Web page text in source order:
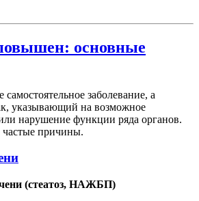
основные
заболевание, а
указывающий на возможное
нарушение функции ряда органов.
частые причины.
(стеатоз, НАЖБП)